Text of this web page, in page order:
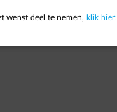
wenst deel te nemen, klik hier.